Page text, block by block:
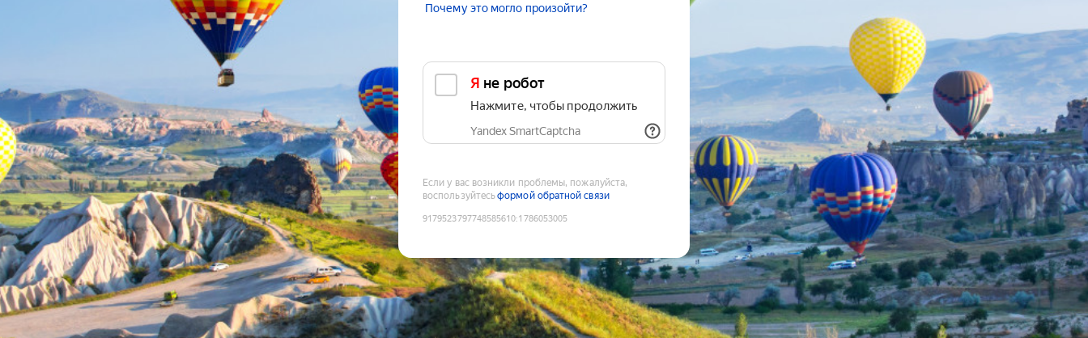
Почему это могло произойти?
Я не робот
Нажмите, чтобы продолжить
Yandex SmartCaptcha
Если у вас возникли проблемы, пожалуйста,
воспользуйтесьформой обратной связи
9179523797748585610:1786053005